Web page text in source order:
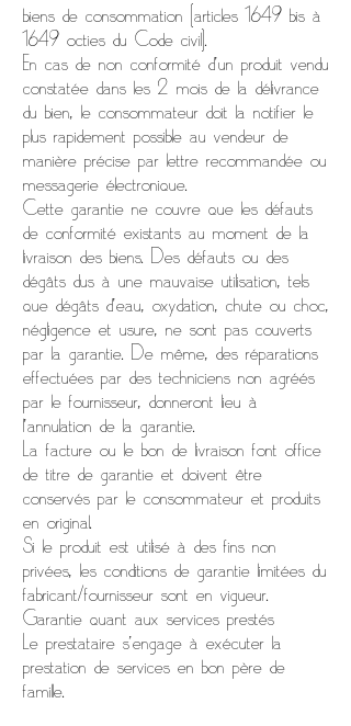
biens de consommation (articles 1649 bis à
1649 octies du Code civil).
En cas de non conformité d’un produit vendu
constatée dans les 2 mois de la délivrance
du bien, le consommateur doit la notifier le
plus rapidement possible au vendeur de
manière précise par lettre recommandée ou
messagerie électronique.
Cette garantie ne couvre que les défauts
de conformité existants au moment de la
livraison des biens. Des défauts ou des
dégâts dus à une mauvaise utilisation, tels
que dégâts d’eau, oxydation, chute ou choc,
négligence et usure, ne sont pas couverts
par la garantie. De même, des réparations
effectuées par des techniciens non agréés
par le fournisseur, donneront lieu à
l'annulation de la garantie.
La facture ou le bon de livraison font office
de titre de garantie et doivent être
conservés par le consommateur et produits
en original.
Si le produit est utilisé à des fins non
privées, les conditions de garantie limitées du
fabricant/fournisseur sont en vigueur.
Garantie quant aux services prestés
Le prestataire s’engage à exécuter la
prestation de services en bon père de
famille.